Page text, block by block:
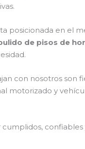
posicionada en el
de pisos de
con nosotros son
motorizado y